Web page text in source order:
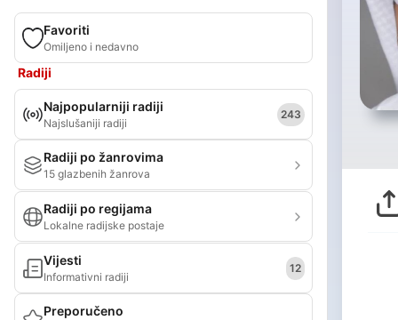
Favoriti
Omiljeno i nedavno
Radiji
Najpopularniji radiji
Najslušaniji radiji
243
Radiji po žanrovima
15 glazbenih žanrova
Radiji po regijama
Lokalne radijske postaje
Vijesti
Informativni radiji
12
Preporučeno